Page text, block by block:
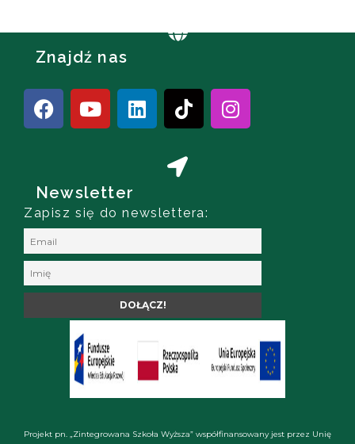
Znajdź nas
Newsletter
Zapisz się do newslettera:
Projekt pn. „Zintegrowana Szkoła Wyższa” współfinansowany jest przez Unię